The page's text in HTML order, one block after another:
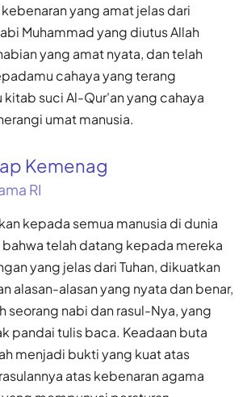
yang amat jelas dari
Muhammad yang diutus Allah
yang amat nyata, dan telah
cahaya yang terang
suci Al-Qur'an yang cahaya
umat manusia.
Kemenag
RI
kepada semua manusia di dunia
telah datang kepada mereka
yang jelas dari Tuhan, dikuatkan
alasan-alasan yang nyata dan benar,
seorang nabi dan rasul-Nya, yang
pandai tulis baca. Keadaan buta
menjadi bukti yang kuat atas
atas kebenaran agama